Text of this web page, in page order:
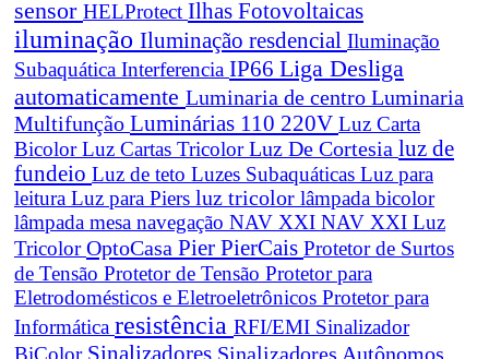
sensor HELProtect Ilhas Fotovoltaicas
iluminação Iluminação resdencial Iluminação
Subaquática Interferencia IP66 Liga Desliga
automaticamente Luminaria de centro Luminaria
Multifunção Luminárias 110 220V Luz Carta
BicolorLuz Cartas TricolorLuz De Cortesia luz de
fundeio Luz de teto Luzes Subaquáticas Luz para
leitura Luz para Piers luz tricolor lâmpada bicolor
lâmpada mesa navegação NAV XXI NAV XXI Luz
TricolorOptoCasa Pier PierCais Protetor de Surtos
de Tensão Protetor de Tensão Protetor para
Eletrodomésticos e Eletroeletrônicos Protetor para
Informática resistência RFI/EMI Sinalizador
BiColor Sinalizadores Sinalizadores Autônomos